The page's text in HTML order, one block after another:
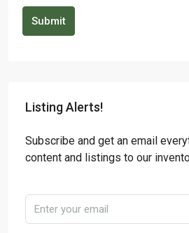
Submit
Listing Alerts!
Subscribe and get an email
content and listings to our